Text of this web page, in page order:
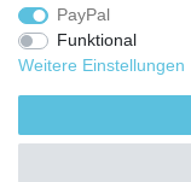
PayPal
Funktional
Weitere Einstellungen
Impressum
Widerrufs­recht